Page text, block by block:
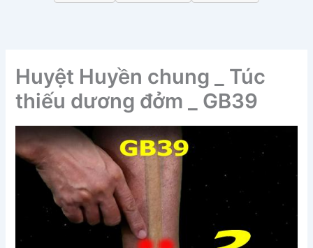
Huyệt Huyền chung _ Túc
thiếu dương đởm _ GB39